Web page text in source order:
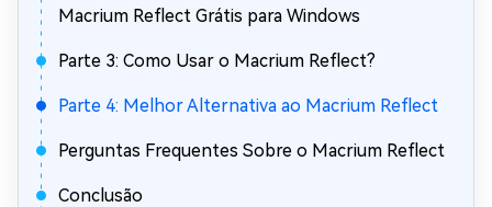
Macrium Reflect Grátis para Windows
Parte 3: Como Usar o Macrium Reflect?
Parte 4: Melhor Alternativa ao Macrium Reflect
Perguntas Frequentes Sobre o Macrium Reflect
Conclusão